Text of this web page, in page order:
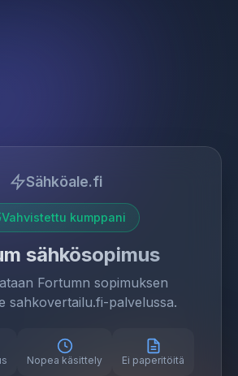
Sähköale.fi
Vahvistettu kumppani
sähkösopimus
Fortumn sopimuksen
sahkovertailu.fi-palvelussa.
Nopea käsittely Ei paperitöitä